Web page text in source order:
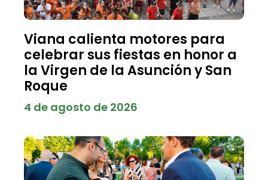
Viana calienta motores para
celebrar sus fiestas en honor a
la Virgen de la Asunción y San
Roque
4 de agosto de 2026